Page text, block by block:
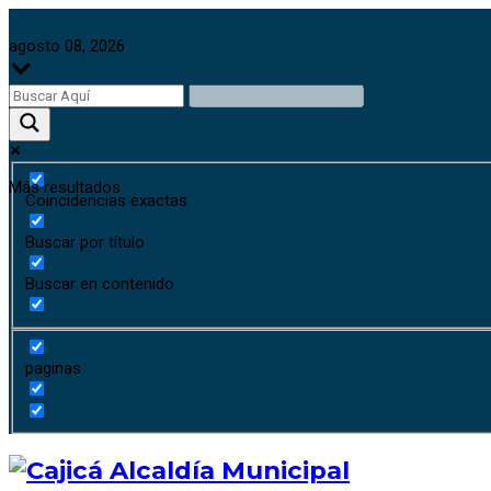
agosto 08, 2026
Más resultados
Coincidencias exactas
Buscar por título
Buscar en contenido
paginas